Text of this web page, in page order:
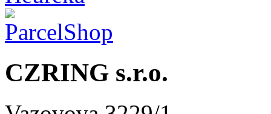
CZRING s.r.o.